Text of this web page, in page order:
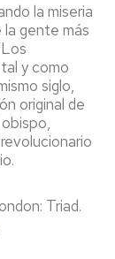
la miseria
la gente más
y como
siglo,
original de
Triad.